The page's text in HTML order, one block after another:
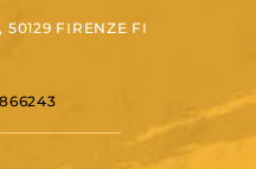
50129 FIRENZE FI